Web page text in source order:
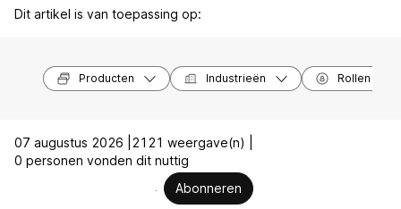
Dit artikel is van toepassing op:
Producten Industrieën Rollen
07 augustus 2026 |
2121 weergave(n) |
0 personen vonden dit nuttig
Abonneren